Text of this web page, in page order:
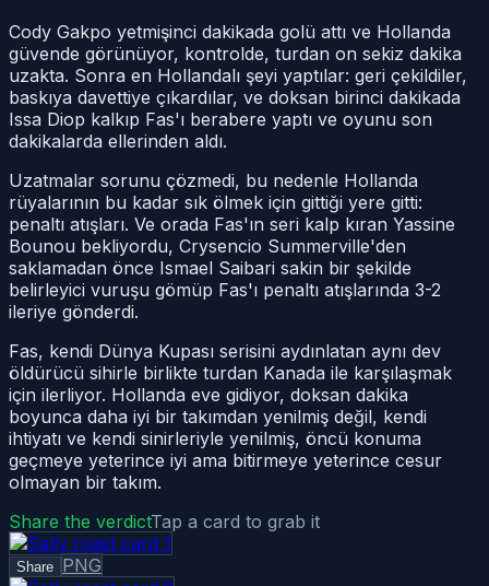
Cody Gakpo yetmişinci dakikada golü attı ve Hollanda
güvende görünüyor, kontrolde, turdan on sekiz dakika
uzakta. Sonra en Hollandalı şeyi yaptılar: geri çekildiler,
baskıya davettiye çıkardılar, ve doksan birinci dakikada
Issa Diop kalkıp Fas'ı berabere yaptı ve oyunu son
dakikalarda ellerinden aldı.
Uzatmalar sorunu çözmedi, bu nedenle Hollanda
rüyalarının bu kadar sık ölmek için gittiği yere gitti:
penaltı atışları. Ve orada Fas'ın seri kalp kıran Yassine
Bounou bekliyordu, Crysencio Summerville'den
saklamadan önce Ismael Saibari sakin bir şekilde
belirleyici vuruşu gömüp Fas'ı penaltı atışlarında 3-2
ileriye gönderdi.
Fas, kendi Dünya Kupası serisini aydınlatan aynı dev
öldürücü sihirle birlikte turdan Kanada ile karşılaşmak
için ilerliyor. Hollanda eve gidiyor, doksan dakika
boyunca daha iyi bir takımdan yenilmiş değil, kendi
ihtiyatı ve kendi sinirleriyle yenilmiş, öncü konuma
geçmeye yeterince iyi ama bitirmeye yeterince cesur
olmayan bir takım.
Share the verdictTap a card to grab it
Share PNG